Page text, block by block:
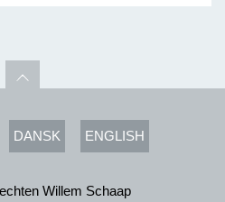
DANSK ENGLISH
Willem Schaap